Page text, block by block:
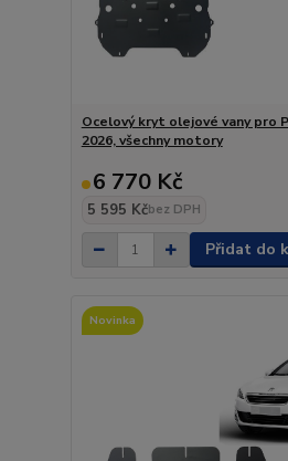
Ocelový kryt olejové vany pro
2026, všechny motory
6 770 Kč
5 595 Kčbez DPH
Přidat do
Novinka